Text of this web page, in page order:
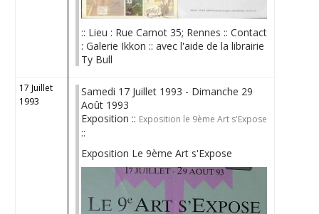
:: Lieu : Rue Carnot 35; Rennes :: Contact
: Galerie Ikkon :: avec l'aide de la librairie
Ty Bull
17 Juillet
1993
Samedi 17 Juillet 1993 - Dimanche 29
Août 1993
Exposition :: Exposition le 9ème Art s'Expose
::
Exposition Le 9ème Art s'Expose